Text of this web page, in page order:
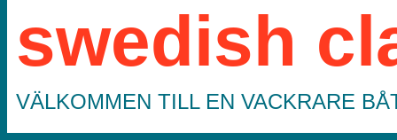
swedish
VÄLKOMMEN TILL EN VACKRARE